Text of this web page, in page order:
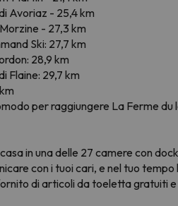
Avoriaz - 25,4 km
- 27,3 km
Ski: 27,7 km
28,9 km
Flaine: 29,7 km
per raggiungere La Ferme
in una delle 27 camere con
con i tuoi cari, e nel tuo
di articoli da toeletta gratuiti